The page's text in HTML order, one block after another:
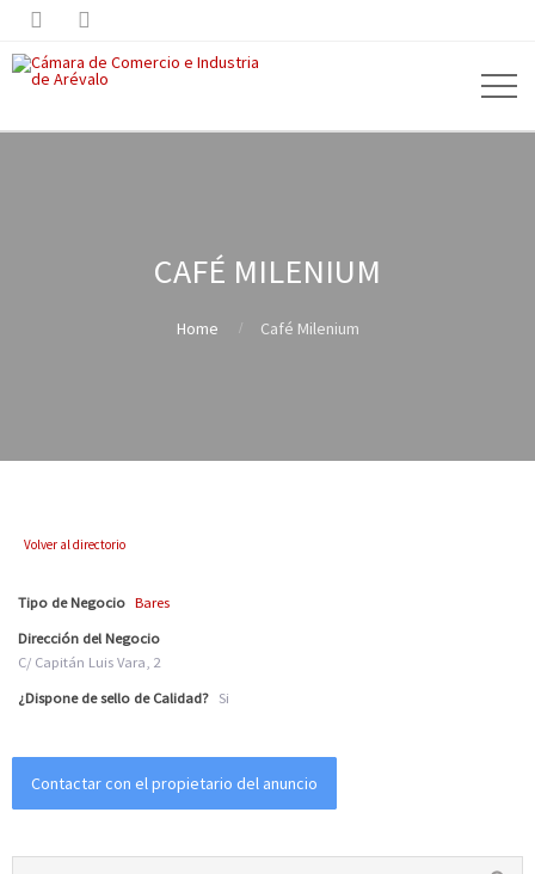
 
CAFÉ MILENIUM
Home Café Milenium
Volver al directorio
Tipo de Negocio Bares
Dirección del Negocio
C/ Capitán Luis Vara, 2
¿Dispone de sello de Calidad? Si
Contactar con el propietario del anuncio